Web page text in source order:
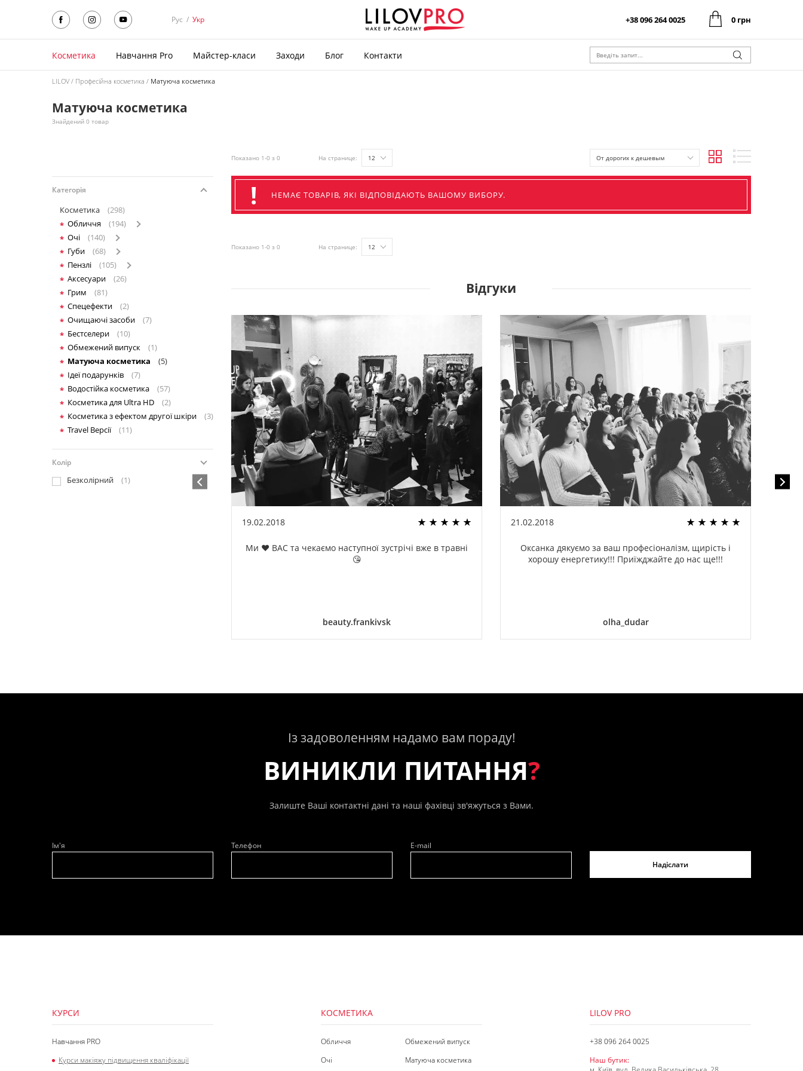
Рус / Укр +38 096 264 0025 0 грн
Косметика Навчання Pro Майстер-класи Заходи Блог Контакти
LILOV Професійна косметика Матуюча косметика
Матуюча косметика
Знайдений 0 товар
Категорія
Косметика
(298)
Обличчя
(194)
Очі
(140)
Губи
(68)
Пензлі
(105)
Аксесуари
(26)
Грим
(81)
Спецефекти
(2)
Очищаючі засоби
(7)
Бестселери
(10)
Обмежений випуск
(1)
Матуюча косметика
(5)
Ідеї подарунків
(7)
Водостійка косметика
(57)
Косметика для Ultra HD
(2)
Косметика з ефектом другої шкіри
(3)
Travel Версії
(11)
Колір
Безколірний (1)
Показано 1-0 з 0 На странице: 12 От дорогих к дешевым
НЕМАЄ ТОВАРІВ, ЯКІ ВІДПОВІДАЮТЬ ВАШОМУ ВИБОРУ.
Показано 1-0 з 0 На странице: 12
Відгуки
19.02.2018
Ми ❤️ ВАС та чекаємо наступної зустрічі вже в травні
😘
beauty.frankivsk
21.02.2018
Оксанка дякуємо за ваш професіоналізм, щирість і
хорошу енергетику!!! Приїжджайте до нас ще!!!
olha_dudar
Із задоволенням надамо вам пораду!
ВИНИКЛИ ПИТАННЯ?
Залиште Ваші контактні дані та наші фахівці зв'яжуться з Вами.
Ім'я Телефон
E-mail
Надіслати
КУРСИ
Навчання PRO
Курси макіяжу підвищення кваліфікації
КОСМЕТИКА
Обличчя
Очі
Обмежений випуск
Матуюча косметика
LILOV PRO
+38 096 264 0025
Наш бутик: